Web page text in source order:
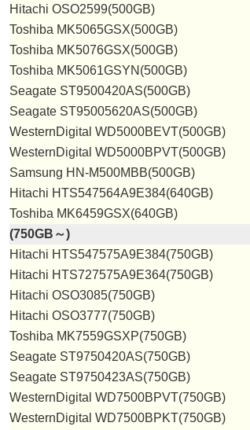
Hitachi OSO2599(500GB)
Toshiba MK5065GSX(500GB)
Toshiba MK5076GSX(500GB)
Toshiba MK5061GSYN(500GB)
Seagate ST9500420AS(500GB)
Seagate ST95005620AS(500GB)
WesternDigital WD5000BEVT(500GB)
WesternDigital WD5000BPVT(500GB)
Samsung HN-M500MBB(500GB)
Hitachi HTS547564A9E384(640GB)
Toshiba MK6459GSX(640GB)
(750GB～)
Hitachi HTS547575A9E384(750GB)
Hitachi HTS727575A9E364(750GB)
Hitachi OSO3085(750GB)
Hitachi OSO3777(750GB)
Toshiba MK7559GSXP(750GB)
Seagate ST9750420AS(750GB)
Seagate ST9750423AS(750GB)
WesternDigital WD7500BPVT(750GB)
WesternDigital WD7500BPKT(750GB)